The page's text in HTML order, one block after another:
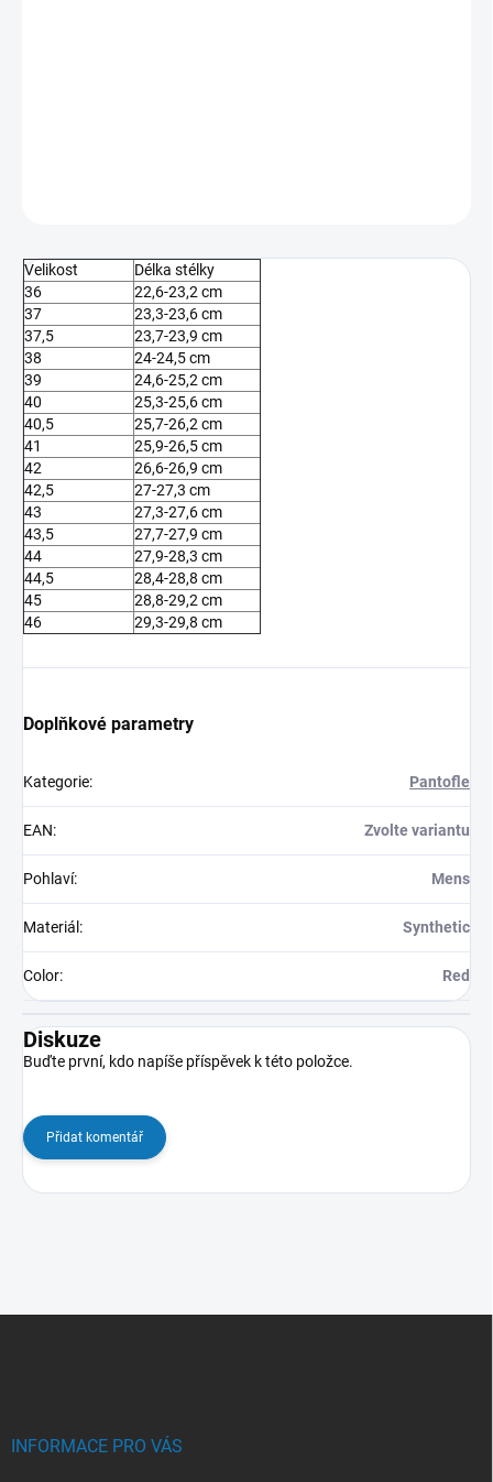
Velikost
Délka stélky
36
22,6-23,2 cm
37
23,3-23,6 cm
37,5
23,7-23,9 cm
38
24-24,5 cm
39
24,6-25,2 cm
40
25,3-25,6 cm
40,5
25,7-26,2 cm
41
25,9-26,5 cm
42
26,6-26,9 cm
42,5
27-27,3 cm
43
27,3-27,6 cm
43,5
27,7-27,9 cm
44
27,9-28,3 cm
44,5
28,4-28,8 cm
45
28,8-29,2 cm
46
29,3-29,8 cm
Doplňkové parametry
Kategorie: Pantofle
EAN: Zvolte variantu
Pohlaví: Mens
Materiál : Synthetic
Color: Red
Diskuze
Buďte první, kdo napíše příspěvek k této položce.
Přidat komentář
INFORMACE PRO VÁS